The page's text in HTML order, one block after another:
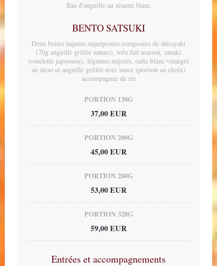
flan d'anguille au sésame blanc
BENTO SATSUKI
Deux boites laquées superposées composées de shirayaki
(70g anguille grillée nature), tofu fait maison, umaki
(omelette japonaise), légumes mijotés, radis blanc vinaigré
au shiso et anguille grillée avec sauce (portion au choix)
accompagnée de riz
PORTION 130G
37,00 EUR
PORTION 200G
45,00 EUR
PORTION 280G
53,00 EUR
PORTION 320G
59,00 EUR
Entrées et accompagnements